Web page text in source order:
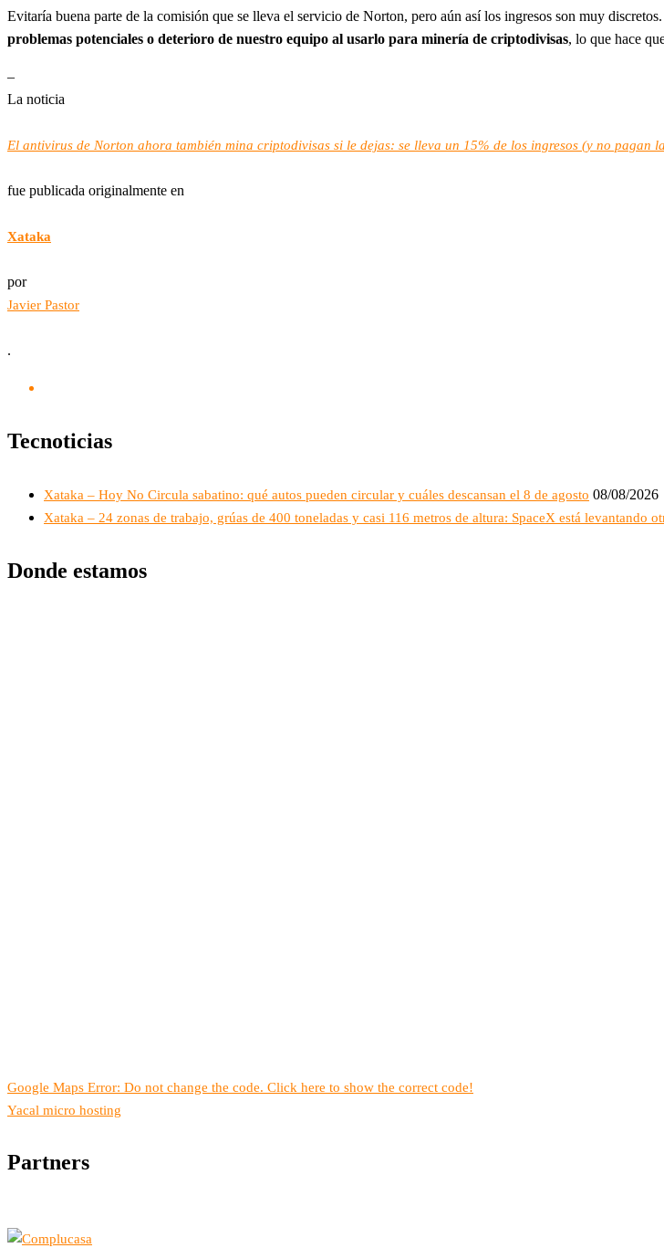
Evitaría buena parte de la comisión que se lleva el servicio de Norton, pero aún así los ingresos son muy
problemas potenciales o deterioro de nuestro equipo al usarlo para minería de criptodivisas, lo que hace
–
La noticia
El antivirus de Norton ahora también mina criptodivisas si le dejas: se lleva un 15% de los ingresos (y no pagan
fue publicada originalmente en
Xataka
por
Javier Pastor
.
Tecnoticias
Xataka – Hoy No Circula sabatino: qué autos pueden circular y cuáles descansan el 8 de agosto 08/08/2026
Xataka – 24 zonas de trabajo, grúas de 400 toneladas y casi 116 metros de altura: SpaceX está levantando
Donde estamos
Google Maps Error: Do not change the code. Click here to show the correct code!
Yacal micro hosting
Partners